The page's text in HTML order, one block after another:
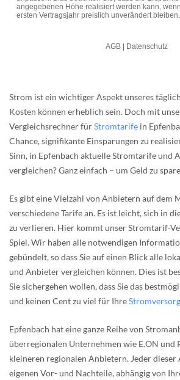
Strom ist ein wichtiger Aspekt unseres
Kosten können erheblich sein. Doch mit
Vergleichsrechner fürStromtarife in
Chance, signifikante Einsparungen zu
Sinn, in Epfenbach aktuelle Stromtarife und
vergleichen? Ganz einfach – um Geld zu
Es gibt eine Vielzahl von Anbietern auf dem
verschiedene Tarife an. Es ist leicht, sich in
zu verlieren. Hier kommt unser Stromtarif-
Spiel. Wir haben alle notwendigen
gebündelt, so dass Sie auf einen Blick alle
und Anbieter vergleichen können. Dies ist
Sie sichergehen wollen, dass Sie das
und keinen Cent zu viel für Ihre
Epfenbach hat eine ganze Reihe von
überregionalen Unternehmen wie E.ON und
kleineren regionalen Anbietern. Jeder dieser
eigenen Vor- und Nachteile, abhängig von